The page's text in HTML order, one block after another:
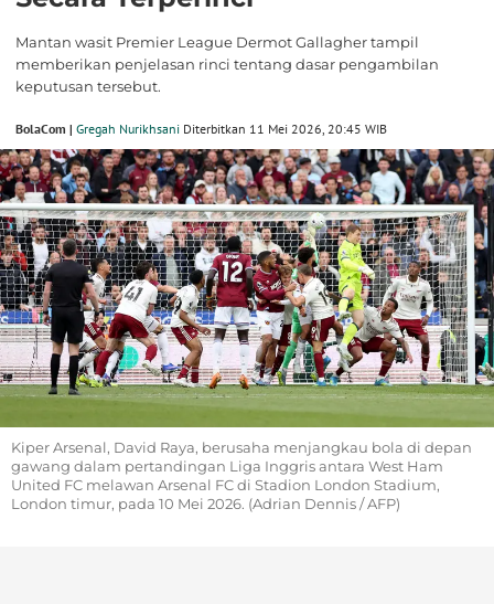
Mantan wasit Premier League Dermot Gallagher tampil
memberikan penjelasan rinci tentang dasar pengambilan
keputusan tersebut.
BolaCom | Gregah Nurikhsani Diterbitkan 11 Mei 2026, 20:45 WIB
Kiper Arsenal, David Raya, berusaha menjangkau bola di depan
gawang dalam pertandingan Liga Inggris antara West Ham
United FC melawan Arsenal FC di Stadion London Stadium,
London timur, pada 10 Mei 2026. (Adrian Dennis / AFP)